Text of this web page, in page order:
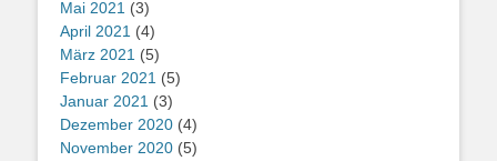
Mai 2021 (3)
April 2021 (4)
März 2021 (5)
Februar 2021 (5)
Januar 2021 (3)
Dezember 2020 (4)
November 2020 (5)